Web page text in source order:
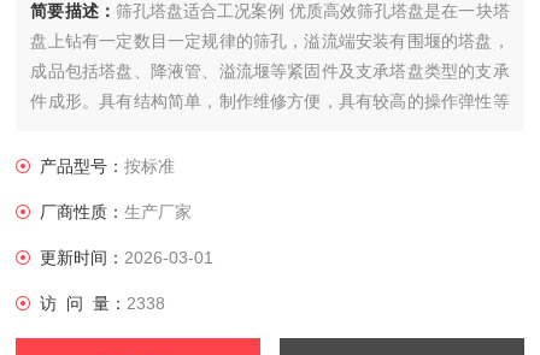
简要描述： 筛孔塔盘适合工况案例 优质高效筛孔塔盘是在一块塔
盘上钻有一定数目一定规律的筛孔，溢流端安装有围堰的塔盘，
成品包括塔盘、降液管、溢流堰等紧固件及支承塔盘类型的支承
件成形。具有结构简单，制作维修方便，具有较高的操作弹性等
产品型号：按标准
厂商性质：生产厂家
更新时间： 2026-03-01
访 问 量： 2338